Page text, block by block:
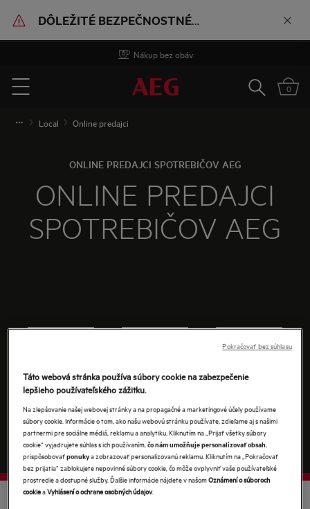
DÔLEŽITÉ BEZPEČNOSTNÉ
UPOZORNENIE
Doručenie zadarmo od 60 €
Menu
Vyhľadať
0
Local Online predajci
ONLINE PREDAJCI SPOTREBIČOV AEG
ONLINE PREDAJCI
SPOTREBIČOV AEG
Prejsť k
Prejsť k
Prejsť k
Táto webová stránka používa súbory cookie na zabezpečenie
lepšieho používateľského zážitku.
Na zlepšovanie našej webovej stránky a na propagačné a marketingové účely používame
súbory cookie. Informácie o tom, ako našu webovú stránku používate, zdieľame aj s našimi
partnermi pre sociálne médiá, reklamu a analytiku. Kliknutím na „Prijať všetky súbory
cookie“ vyjadrujete súhlas s ich používaním,čo nám umožňuje personalizovať obsah
prispôsobovaťponukya zobrazovať personalizovanú reklamu. Kliknutím na „Pokračovať
bez prijatia“ zablokujete nepovinné súbory cookie, čo môže ovplyvniť vaše používateľské
prostredie a dostupné služby. Ďalšie informácie nájdete v našomOznámení o súboroch
cookieaVyhlásení o ochrane osobných údajov.
Pokračovať bez súhlasu